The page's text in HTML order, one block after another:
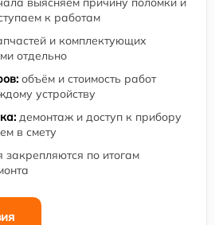
к работам
и комплектующих
отдельно
объём и стоимость работ
устройству
демонтаж и доступ к прибору
в смету
закрепляются по итогам